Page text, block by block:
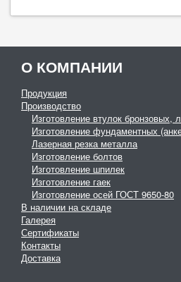
О КОМПАНИИ
Продукция
Производство
Изготовление втулок бронзовых,
Изготовление фундаментных
Лазерная резка металла
Изготовление болтов
Изготовление шпилек
Изготовление гаек
Изготовление осей ГОСТ 9650-80
В наличии на складе
Галерея
Сертификаты
Контакты
Доставка